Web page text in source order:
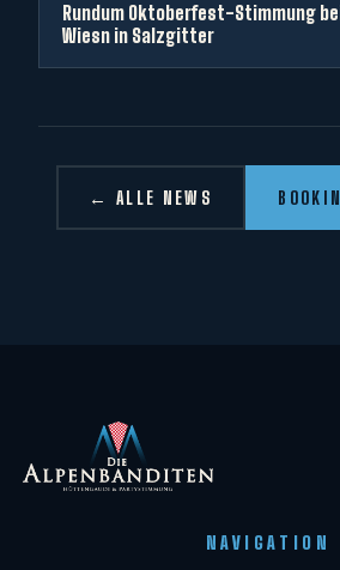
Rundum Oktoberfest-Stimmung
Wiesn in Salzgitter
← ALLE NEWS
NAVIGATION